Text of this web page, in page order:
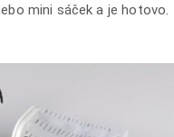
mini sáček a je hotovo.